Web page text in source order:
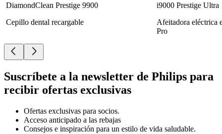
DiamondClean Prestige 9900
Cepillo dental recargable
i9000 Prestige Ultra
Afeitadora eléctrica
Pro
Suscríbete a la newsletter de Philips para
recibir ofertas exclusivas
Ofertas exclusivas para socios.
Acceso anticipado a las rebajas
Consejos e inspiración para un estilo de vida saludable.